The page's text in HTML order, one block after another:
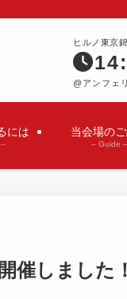
ヒルノ東京
@アンフェ
には 当会場の
– Guide –
催しました！